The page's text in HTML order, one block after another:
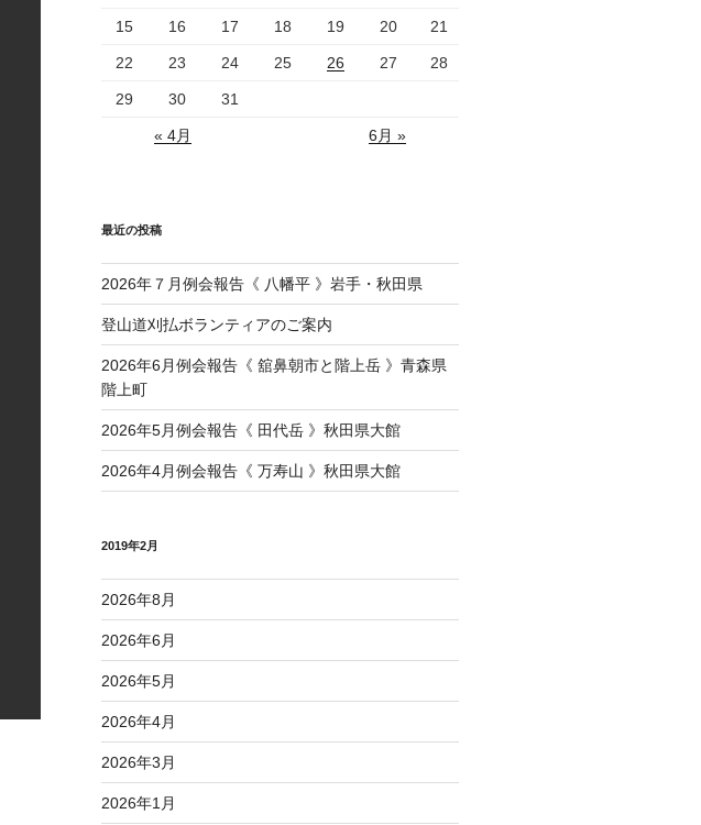
15 16 17 18 19 20 21
22 23 24 25 26 27 28
29 30 31
« 4月 6月 »
最近の投稿
2026年７月例会報告《 八幡平 》岩手・秋田県
登山道刈払ボランティアのご案内
2026年6月例会報告《 舘鼻朝市と階上岳 》青森県
階上町
2026年5月例会報告《 田代岳 》秋田県大館
2026年4月例会報告《 万寿山 》秋田県大館
2019年2月
2026年8月
2026年6月
2026年5月
2026年4月
2026年3月
2026年1月